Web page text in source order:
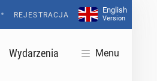
• REJESTRACJA
English
Version
Wydarzenia Menu